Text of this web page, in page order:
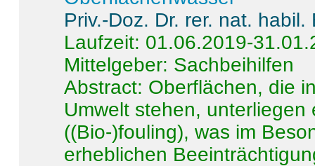
Priv.-Doz. Dr. rer. nat.
Laufzeit: 01.06.2019-
Mittelgeber: Sachbeihilfen
Abstract: Oberflächen, die
Umwelt stehen,
((Bio-)fouling), was im
erheblichen